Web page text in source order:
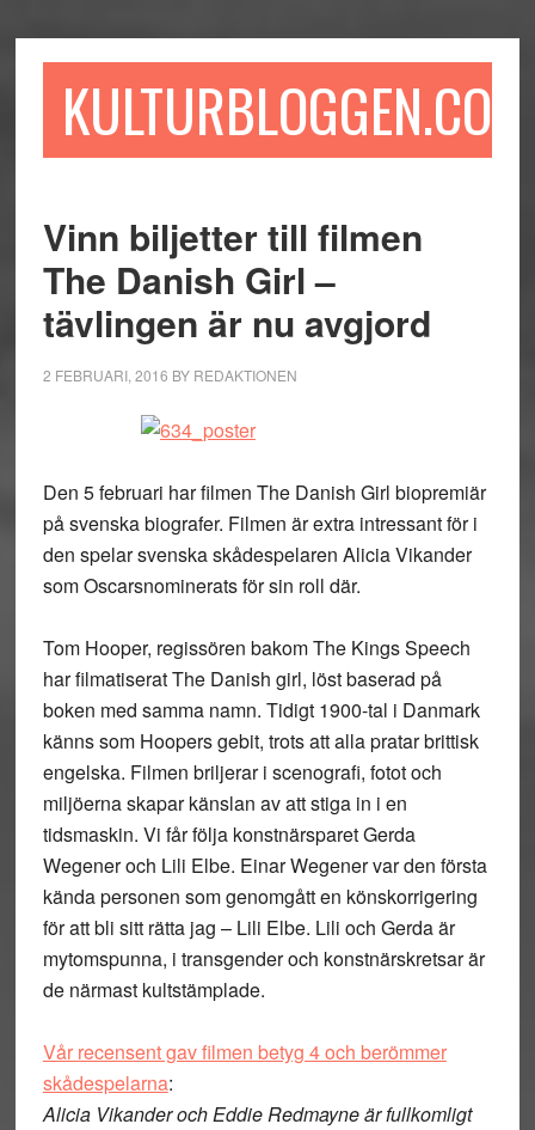
till
till
sidofältet
till
KULTURBLOGGEN.COM
Vinn biljetter till filmen
The Danish Girl –
tävlingen är nu avgjord
2 FEBRUARI, 2016 BY REDAKTIONEN
Den 5 februari har filmen The Danish Girl biopremiär
på svenska biografer. Filmen är extra intressant för i
den spelar svenska skådespelaren Alicia Vikander
som Oscarsnominerats för sin roll där.
Tom Hooper, regissören bakom The Kings Speech
har filmatiserat The Danish girl, löst baserad på
boken med samma namn. Tidigt 1900-tal i Danmark
känns som Hoopers gebit, trots att alla pratar brittisk
engelska. Filmen briljerar i scenografi, fotot och
miljöerna skapar känslan av att stiga in i en
tidsmaskin. Vi får följa konstnärsparet Gerda
Wegener och Lili Elbe. Einar Wegener var den första
kända personen som genomgått en könskorrigering
för att bli sitt rätta jag – Lili Elbe. Lili och Gerda är
mytomspunna, i transgender och konstnärskretsar är
de närmast kultstämplade.
Vår recensent gav filmen betyg 4 och berömmer
skådespelarna:
Alicia Vikander och Eddie Redmayne är fullkomligt